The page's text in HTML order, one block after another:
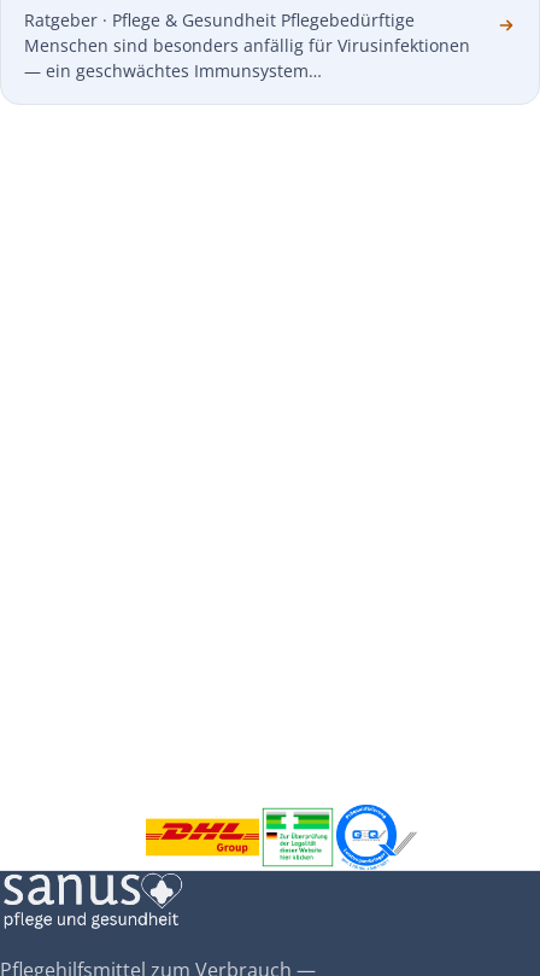
Ratgeber · Pflege & Gesundheit Pflegebedürftige
Menschen sind besonders anfällig für Virusinfektionen
— ein geschwächtes Immunsystem…
Pflegehilfsmittel zum Verbrauch —